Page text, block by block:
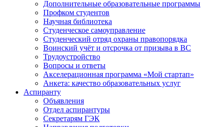
Дополнительные образовательные программы
Профком студентов
Научная библиотека
Студенческое самоуправление
Студенческий отряд охраны правопорядка
Воинский учёт и отсрочка от призыва в ВС
Трудоустройство
Вопросы и ответы
Акселерационная программа «Мой стартап»
Анкета: качество образовательных услуг
Аспиранту
Объявления
Отдел аспирантуры
Секретарям ГЭК